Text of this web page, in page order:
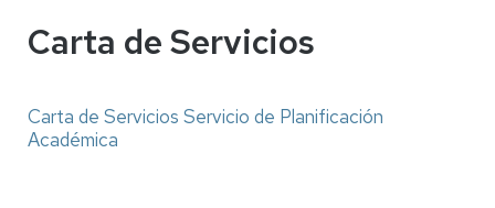
Carta de Servicios
Carta de Servicios Servicio de Planificación
Académica